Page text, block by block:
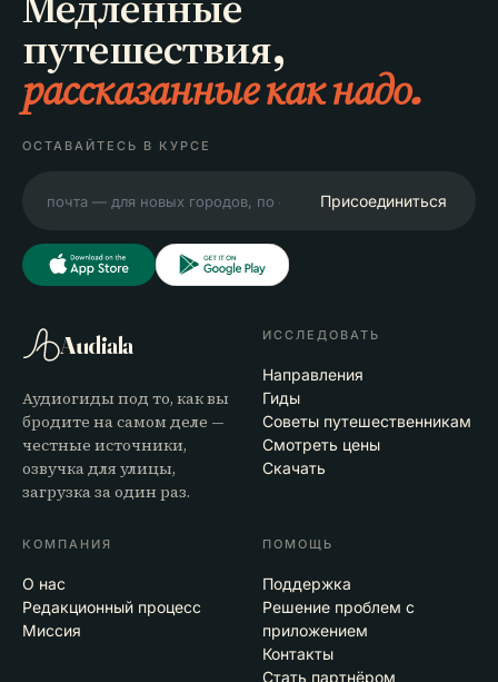
путешествия,
рассказанные как надо.
ОСТАВАЙТЕСЬ В КУРСЕ
Присоединиться
Audiala
Аудиогиды под то, как вы
бродите на самом деле —
честные источники,
озвучка для улицы,
загрузка за один раз.
ИССЛЕДОВАТЬ
Направления
Гиды
Советы путешественникам
Смотреть цены
Скачать
КОМПАНИЯ
О нас
Редакционный процесс
Миссия
ПОМОЩЬ
Поддержка
Решение проблем с
приложением
Контакты
Стать партнёром